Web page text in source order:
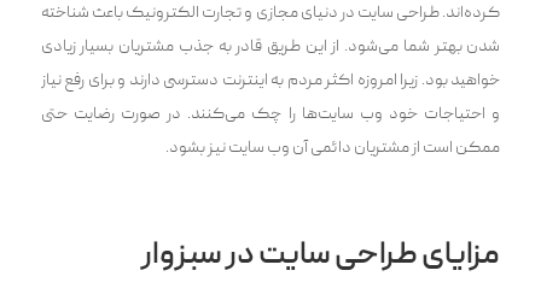
کرده‌اند. طراحی سایت در دنیای مجازی و تجارت الکترونیک باعث شناخته
شدن بهتر شما می‌شود. از این طریق قادر به جذب مشتریان بسیار زیادی
خواهید بود. زیرا امروزه اکثر مردم به اینترنت دسترسی دارند و برای رفع نیاز
و احتیاجات خود وب سایت‌ها را چک می‌کنند. در صورت رضایت حتی
ممکن است از مشتریان دائمی آن وب سایت نیز بشود.
مزایای طراحی سایت در سبزوار